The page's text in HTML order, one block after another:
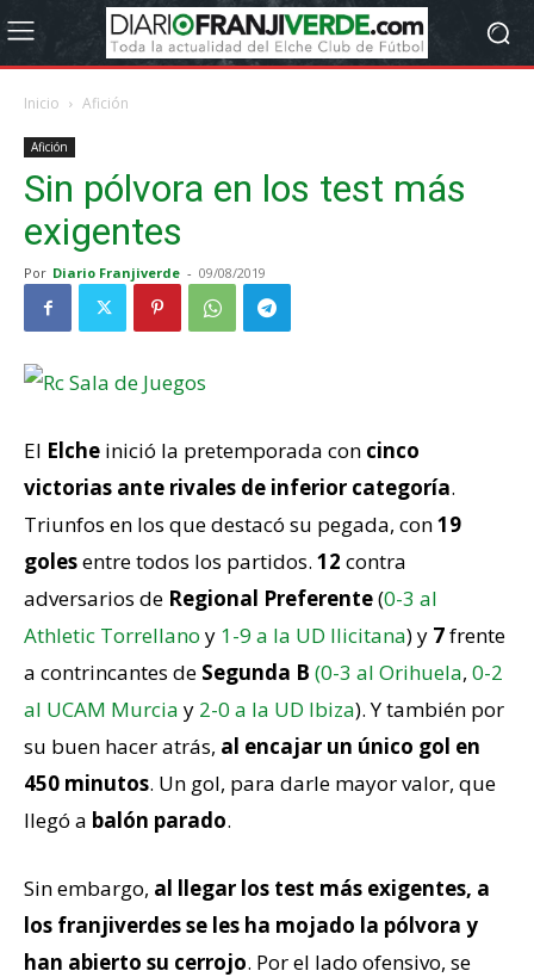
Inicio Afición
Afición
Sin pólvora en los test más
exigentes
Por Diario Franjiverde - 09/08/2019
El Elche inició la pretemporada con cinco
victorias ante rivales de inferior categoría.
Triunfos en los que destacó su pegada, con19
golesentre todos los partidos. 12 contra
adversarios de Regional Preferente(0-3 al
Athletic Torrellano y 1-9 a la UD Ilicitana) y 7frente
a contrincantes de Segunda B (0-3 al Orihuela, 0-2
al UCAM Murcia y 2-0 a la UD Ibiza). Y también por
su buen hacer atrás, al encajar un único gol en
450 minutos. Un gol, para darle mayor valor, que
llegó a balón parado.
Sin embargo, al llegar los test más exigentes, a
los franjiverdes se les ha mojado la pólvora y
han abierto su cerrojo. Por el lado ofensivo, se